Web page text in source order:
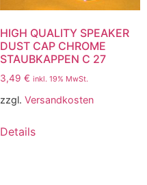
HIGH QUALITY SPEAKER
DUST CAP CHROME
STAUBKAPPEN C 27
3,49 € inkl. 19% MwSt.
zzgl. Versandkosten
Details